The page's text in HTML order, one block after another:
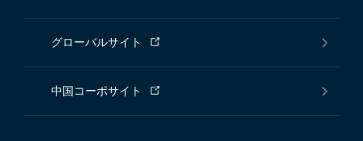
グローバルサイト
中国コーポサイト